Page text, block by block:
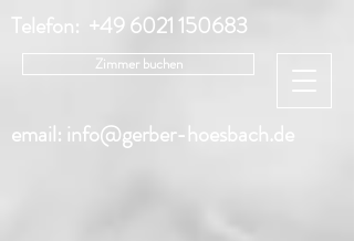
Zimmer buchen
Telefon: +49 6021 150683
email: info@gerber-hoesbach.de